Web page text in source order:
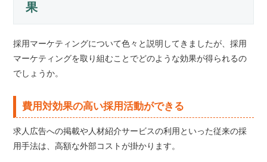
果
採用マーケティングについて色々と説明してきましたが、採用
マーケティングを取り組むことでどのような効果が得られるの
でしょうか。
費用対効果の高い採用活動ができる
求人広告への掲載や人材紹介サービスの利用といった従来の採
用手法は、高額な外部コストが掛かります。